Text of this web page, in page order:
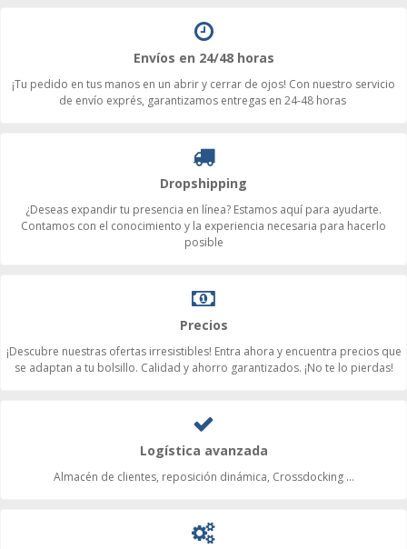
Envíos en 24/48 horas
¡Tu pedido en tus manos en un abrir y cerrar de ojos! Con nuestro servicio
de envío exprés, garantizamos entregas en 24-48 horas
Dropshipping
¿Deseas expandir tu presencia en línea? Estamos aquí para ayudarte.
Contamos con el conocimiento y la experiencia necesaria para hacerlo
posible
Precios
¡Descubre nuestras ofertas irresistibles! Entra ahora y encuentra precios que
se adaptan a tu bolsillo. Calidad y ahorro garantizados. ¡No te lo pierdas!
Logística avanzada
Almacén de clientes, reposición dinámica, Crossdocking ...